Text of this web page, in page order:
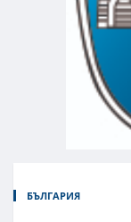
БЪЛГАРИЯ